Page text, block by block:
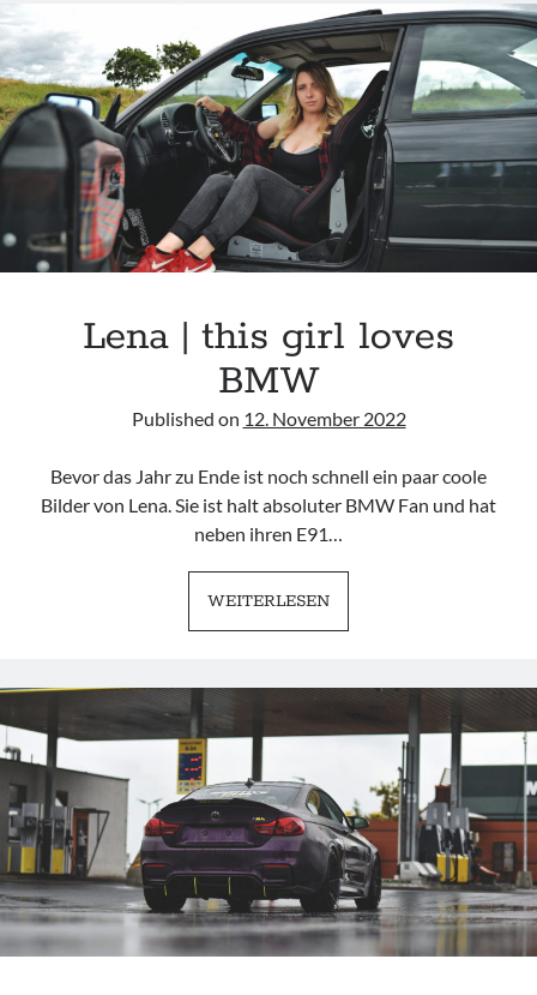
ZERO
CLEARANCE
Lena | this girl loves
BMW
Published on 12. November 2022
Bevor das Jahr zu Ende ist noch schnell ein paar coole
Bilder von Lena. Sie ist halt absoluter BMW Fan und hat
neben ihren E91…
WEITERLESENLENA
|
GIRL
BMW